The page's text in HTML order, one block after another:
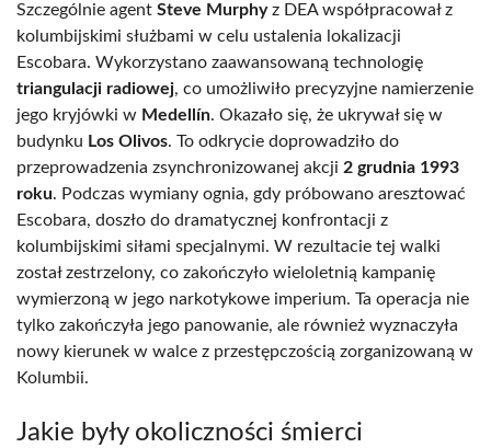
Szczególnie agent Steve Murphyz DEA współpracował z
kolumbijskimi służbami w celu ustalenia lokalizacji
Escobara. Wykorzystano zaawansowaną technologię
triangulacji radiowej, co umożliwiło precyzyjne namierzenie
jego kryjówki w Medellín. Okazało się, że ukrywał się w
budynku Los Olivos. To odkrycie doprowadziło do
przeprowadzenia zsynchronizowanej akcji 2 grudnia 1993
roku. Podczas wymiany ognia, gdy próbowano aresztować
Escobara, doszło do dramatycznej konfrontacji z
kolumbijskimi siłami specjalnymi. W rezultacie tej walki
został zestrzelony, co zakończyło wieloletnią kampanię
wymierzoną w jego narkotykowe imperium. Ta operacja nie
tylko zakończyła jego panowanie, ale również wyznaczyła
nowy kierunek w walce z przestępczością zorganizowaną w
Kolumbii.
Jakie były okoliczności śmierci